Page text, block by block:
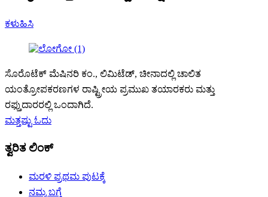
ಕಳುಹಿಸಿ
ಸೊರೊಟೆಕ್ ಮೆಷಿನರಿ ಕಂ., ಲಿಮಿಟೆಡ್, ಚೀನಾದಲ್ಲಿ ಚಾಲಿತ
ಯಂತ್ರೋಪಕರಣಗಳ ರಾಷ್ಟ್ರೀಯ ಪ್ರಮುಖ ತಯಾರಕರು ಮತ್ತು
ರಫ್ತುದಾರರಲ್ಲಿ ಒಂದಾಗಿದೆ.
ಮತ್ತಷ್ಟು ಓದು
ತ್ವರಿತ ಲಿಂಕ್
ಮರಳಿ ಪ್ರಥಮ ಪುಟಕ್ಕೆ
ನಮ್ಮ ಬಗ್ಗೆ